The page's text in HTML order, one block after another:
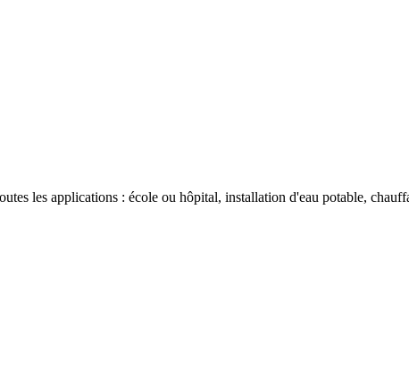
les applications : école ou hôpital, installation d'eau potable,